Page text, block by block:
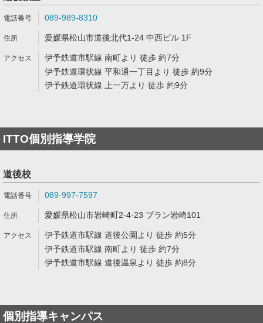
089-989-8310
愛媛県松山市道後北代1-24 中西ビル 1F
伊予鉄道市駅線 南町より 徒歩 約7分
伊予鉄道環状線 平和通一丁目より 徒歩 約9分
伊予鉄道環状線 上一万より 徒歩 約9分
ITTO個別指導学院
道後校
089-997-7597
愛媛県松山市岩崎町2-4-23 ブラン岩崎101
伊予鉄道市駅線 道後公園より 徒歩 約5分
伊予鉄道市駅線 南町より 徒歩 約7分
伊予鉄道市駅線 道後温泉より 徒歩 約8分
個別指導キャンパス